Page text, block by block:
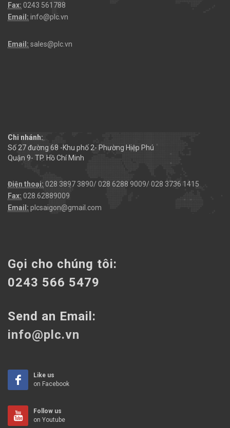
Fax: 0243 561788
Email: info@plc.vn
Email: sales@plc.vn
Chi nhánh:
Số 27 đường 68 -Khu phố 2- Phường Hiệp Phú
Quận 9- TP. Hồ Chí Minh
Điện thoại: 028 3897 3890/ 028 6288 9009/ 028 3736 1415
Fax: 028.62889009
Email: plcsaigon@gmail.com
Gọi cho chúng tôi:
0243 566 5479
Send an Email:
info@plc.vn
Like us
on Facebook
Follow us
on Youtube